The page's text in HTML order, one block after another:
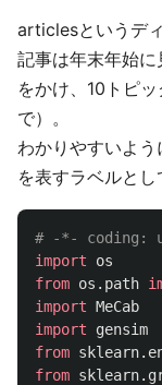
articlesというデ
記事は年末年始
をかけ、10トピ
で）。
わかりやすいよ
を表すラベルとし
import
os
from os.path
import MeCab
import
gensim
from
from